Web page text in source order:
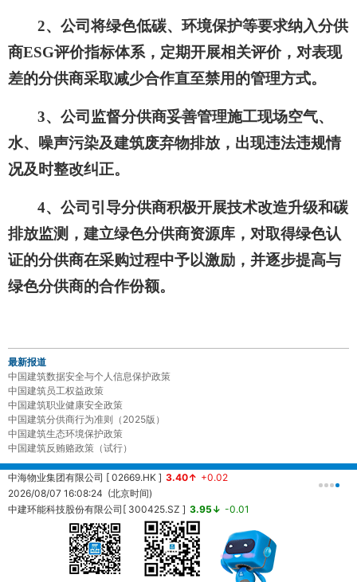
2、公司将绿色低碳、环境保护等要求纳入分供
商ESG评价指标体系，定期开展相关评价，对表现
差的分供商采取减少合作直至禁用的管理方式。
3、公司监督分供商妥善管理施工现场空气、
水、噪声污染及建筑废弃物排放，出现违法违规情
况及时整改纠正。
4、公司引导分供商积极开展技术改造升级和碳
排放监测，建立绿色分供商资源库，对取得绿色认
证的分供商在采购过程中予以激励，并逐步提高与
绿色分供商的合作份额。
最新报道
中国建筑数据安全与个人信息保护政策
中国建筑员工权益政策
中国建筑职业健康安全政策
中国建筑分供商行为准则（2025版）
中国建筑生态环境保护政策
中国建筑反贿赂政策（试行）
中海物业集团有限公司 [ 02669.HK ] 3.40↑ +0.02
2026/08/07 16:08:24 (北京时间)
中建环能科技股份有限公司[ 300425.SZ ] 3.95↓ -0.01
20260807161457 (北京时间)